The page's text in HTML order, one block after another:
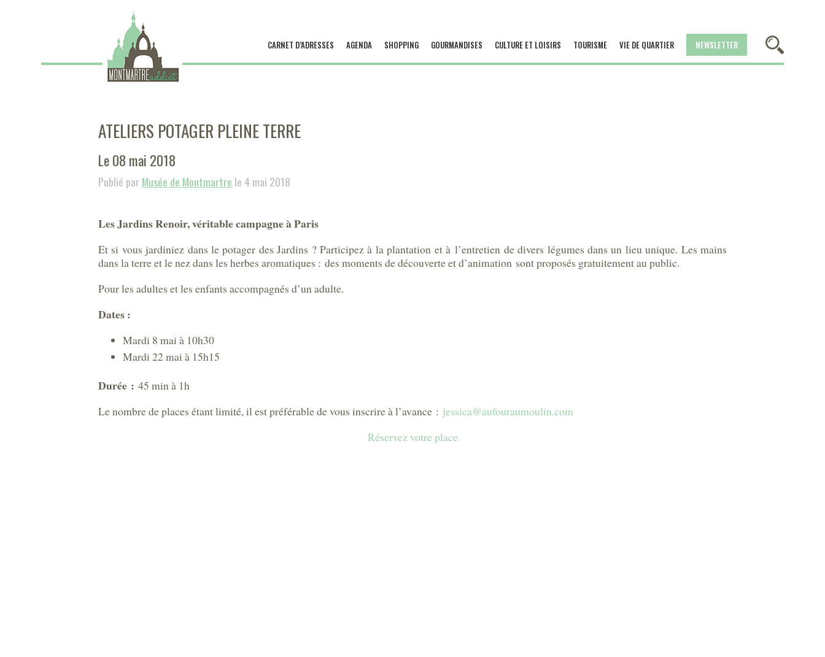
CARNET D’ADRESSES AGENDA SHOPPING GOURMANDISES CULTURE ET LOISIRS TOURISME VIE DE QUARTIER NEWSLETTER
ATELIERS POTAGER PLEINE TERRE
Le 08 mai 2018
Publié parMusée de Montmartre le 4 mai 2018
Les Jardins Renoir, véritable campagne à Paris
Et si vous jardiniez dans le potager des Jardins ? Participez à la plantation et à l’entretien de divers légumes dans un lieu unique. Les mains
dans la terre et le nez dans les herbes aromatiques : des moments de découverte et d’animation sont proposés gratuitement au public.
Pour les adultes et les enfants accompagnés d’un adulte.
Dates :
Mardi 8 mai à 10h30
Mardi 22 mai à 15h15
Durée : 45 min à 1h
Le nombre de places étant limité, il est préférable de vous inscrire à l’avance : jessica@aufouraumoulin.com
Réservez votre place